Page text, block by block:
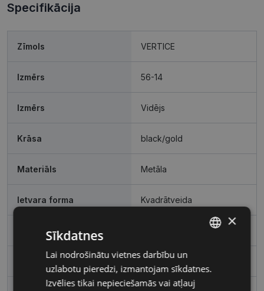
Specifikācija
Zīmols VERTICE
Izmērs 56-14
Izmērs Vidējs
Krāsa black/gold
Materiāls Metāla
Ietvara forma Kvadrātveida
Pircēju grupa
Lēcas platums, mm 56
RUSSIAN
×
Sīkdatnes
Lai nodrošinātu vietnes darbību un
uzlabotu pieredzi, izmantojam sīkdatnes.
Izvēlies tikai nepieciešamās vai atļauj